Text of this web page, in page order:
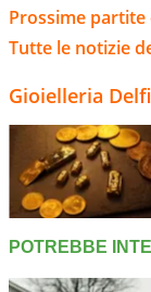
Prossime partite
Tutte le notizie
Gioielleria